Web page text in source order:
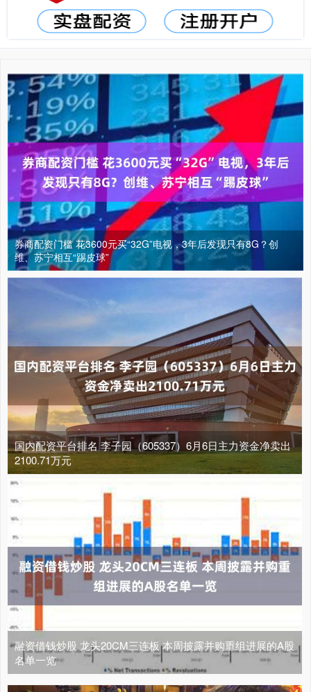
券商配资门槛 花3600元买“32G”电视，3年后发现只有8G？创
维、苏宁相互“踢皮球”
国内配资平台排名 李子园（605337）6月6日主力资金净卖出
2100.71万元
融资借钱炒股 龙头20CM三连板 本周披露并购重组进展的A股
名单一览